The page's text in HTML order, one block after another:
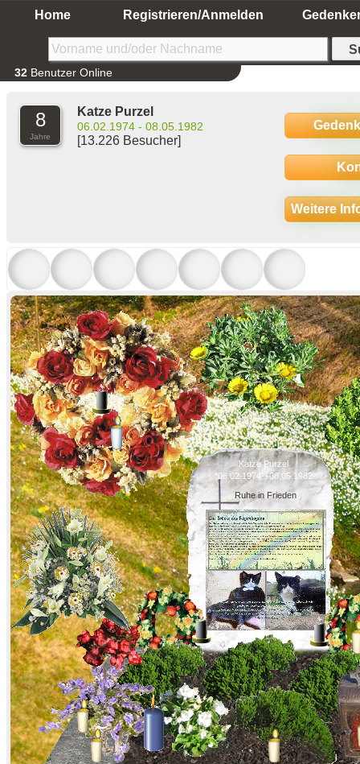
Home Registrieren/Anmelden
32 Benutzer Online
8
Jahre
Katze Purzel
06.02.1974 - 08.05.1982
[13.226 Besucher]
Weitere
Katze Purzel
*06.02.1974-+08.05.1982
Ruhe in Frieden